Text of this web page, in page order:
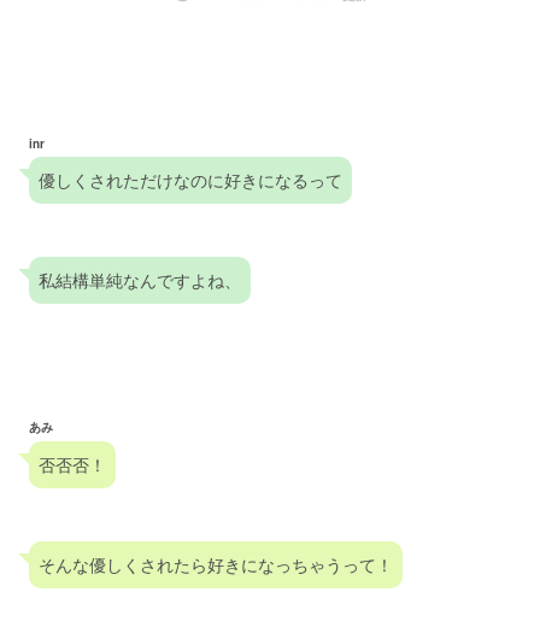
inr
優しくされただけなのに好きになるって
私結構単純なんですよね、
あみ
否否否！
そんな優しくされたら好きになっちゃうって！